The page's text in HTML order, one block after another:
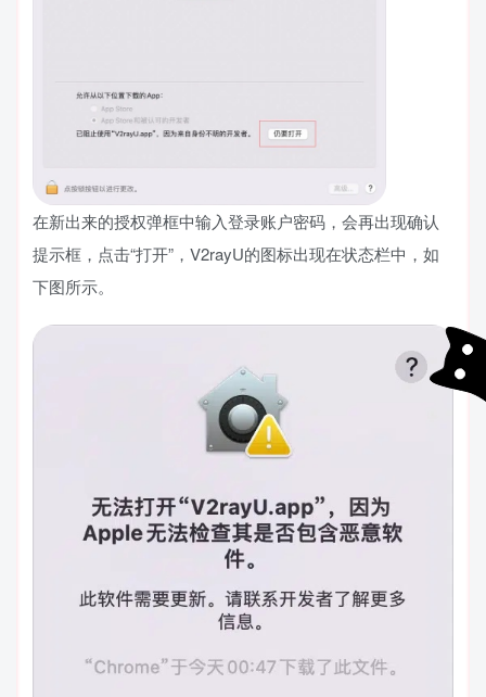
在新出来的授权弹框中输入登录账户密码，会再出现确认
提示框，点击“打开”，V2rayU的图标出现在状态栏中，如
下图所示。